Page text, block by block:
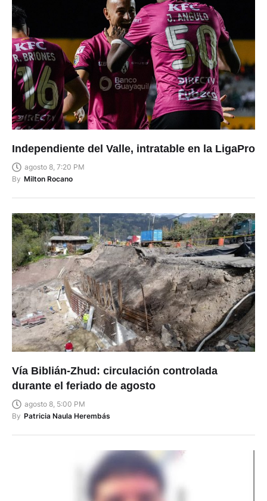
Independiente del Valle, intratable en la LigaPro
agosto 8, 7:20 PM
By Milton Rocano
Vía Biblián-Zhud: circulación controlada
durante el feriado de agosto
agosto 8, 5:00 PM
By Patricia Naula Herembás